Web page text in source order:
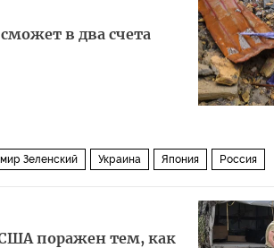
в два счета
Зеленский Украина Япония Россия
поражен тем, как